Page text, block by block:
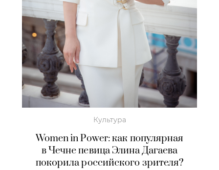
Культура
Women in Power: как популярная
в Чечне певица Элина Дагаева
покорила российского зрителя?